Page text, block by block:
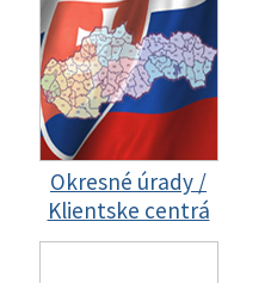
Okresné úrady /
Klientske centrá